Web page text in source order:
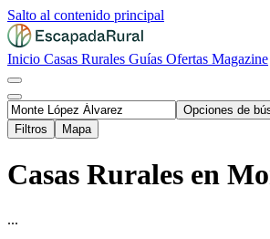
Salto al contenido principal
Inicio Casas Rurales Guías Ofertas Magazine
Opciones de
Filtros
Mapa
Casas Rurales en
...